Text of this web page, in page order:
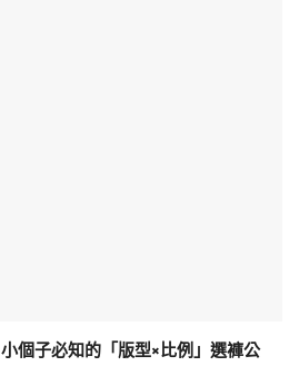
個子必知的「版型×比例」選褲公